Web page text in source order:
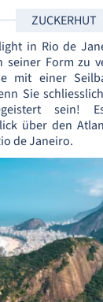
ZUCKERHUT
in Rio de
seiner Form zu
mit einer
Sie
sein!
über den
de Janeiro.